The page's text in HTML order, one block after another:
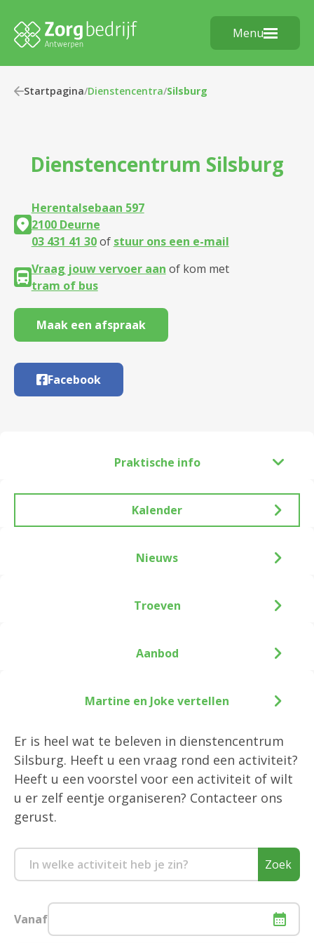
Menu
Startpagina/Dienstencentra/Silsburg
Dienstencentrum Silsburg
Herentalsebaan 597
2100 Deurne
03 431 41 30of stuur ons een e-mail
Vraag jouw vervoer aan of kom met
tram of bus
Maak een afspraak
Facebook
Praktische info
Kalender
Er is heel wat te beleven in dienstencentrum
Silsburg. Heeft u een vraag rond een activiteit?
Heeft u een voorstel voor een activiteit of wilt
u er zelf eentje organiseren? Contacteer ons
gerust.
Zoek
Vanaf
Nieuws
Troeven
Aanbod
Martine en Joke vertellen